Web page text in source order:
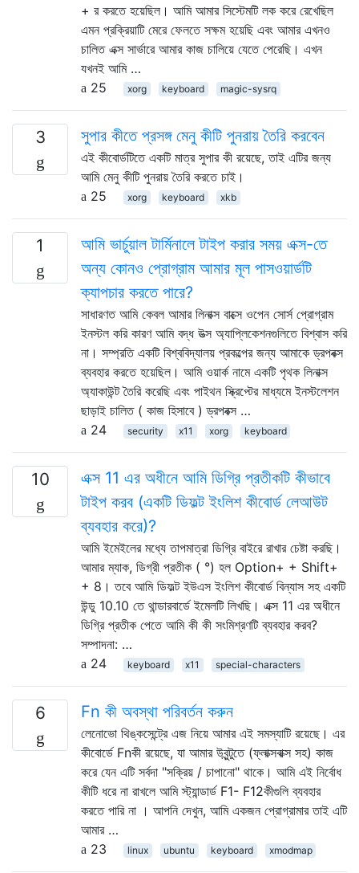
+ র করতে হয়েছিল। আমি আমার সিস্টেমটি লক করে রেখেছিল
এমন প্রক্রিয়াটি মেরে ফেলতে সক্ষম হয়েছি এবং আমার এখনও
চালিত এক্স সার্ভারে আমার কাজ চালিয়ে যেতে পেরেছি। এখন
যখনই আমি …
25
xorg keyboard magic-sysrq
3 সুপার কীতে প্রসঙ্গ মেনু কীটি পুনরায় তৈরি করবেন
এই কীবোর্ডটিতে একটি মাত্র সুপার কী রয়েছে, তাই এটির জন্য
আমি মেনু কীটি পুনরায় তৈরি করতে চাই।
25
xorg keyboard xkb
1
আমি ভার্চুয়াল টার্মিনালে টাইপ করার সময় এক্স-তে
অন্য কোনও প্রোগ্রাম আমার মূল পাসওয়ার্ডটি
ক্যাপচার করতে পারে?
সাধারণত আমি কেবল আমার লিনাক্স বাক্সে ওপেন সোর্স প্রোগ্রাম
ইনস্টল করি কারণ আমি বদ্ধ উত্স অ্যাপ্লিকেশনগুলিতে বিশ্বাস করি
না। সম্প্রতি একটি বিশ্ববিদ্যালয় প্রকল্পের জন্য আমাকে ড্রপবক্স
ব্যবহার করতে হয়েছিল। আমি ওয়ার্ক নামে একটি পৃথক লিনাক্স
অ্যাকাউন্ট তৈরি করেছি এবং পাইথন স্ক্রিপ্টের মাধ্যমে ইনস্টলেশন
ছাড়াই চালিত ( কাজ হিসাবে ) ড্রপবক্স …
24
security x11 xorg keyboard
10
এক্স 11 এর অধীনে আমি ডিগ্রি প্রতীকটি কীভাবে
টাইপ করব (একটি ডিফল্ট ইংলিশ কীবোর্ড লেআউট
ব্যবহার করে)?
আমি ইমেইলের মধ্যে তাপমাত্রা ডিগ্রি বাইরে রাখার চেষ্টা করছি।
আমার ম্যাক, ডিগ্রী প্রতীক ( °) হল Option+ + Shift+
+ 8। তবে আমি ডিফল্ট ইউএস ইংলিশ কীবোর্ড বিন্যাস সহ একটি
উন্ডু 10.10 তে থান্ডারবার্ডে ইমেলটি লিখছি। এক্স 11 এর অধীনে
ডিগ্রি প্রতীক পেতে আমি কী কী সংমিশ্রণটি ব্যবহার করব?
সম্পাদনা: …
24
keyboard x11 special-characters
6 Fn কী অবস্থা পরিবর্তন করুন
লেনোভো থিঙ্কসেন্ট্রে এজ নিয়ে আমার এই সমস্যাটি রয়েছে। এর
কীবোর্ডে Fnকী রয়েছে, যা আমার উবুন্টুতে (ফ্লাক্সবাক্স সহ) কাজ
করে যেন এটি সর্বদা "সক্রিয় / চাপানো" থাকে। আমি এই নির্বোধ
কীটি ধরে না রাখলে আমি স্ট্যান্ডার্ড F1- F12কীগুলি ব্যবহার
করতে পারি না । আপনি দেখুন, আমি একজন প্রোগ্রামার তাই এটি
আমার …
23
linux ubuntu keyboard xmodmap